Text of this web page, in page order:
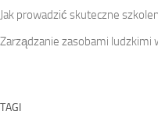
Jak prowadzić skuteczne
Zarządzanie zasobami
TAGI